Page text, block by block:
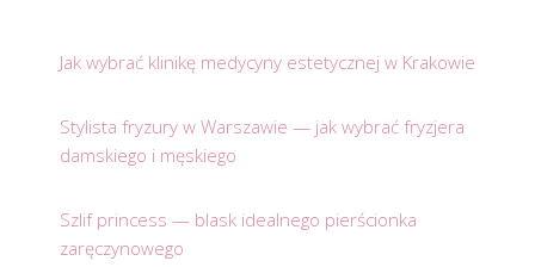
Jak wybrać klinikę medycyny estetycznej w Krakowie
Stylista fryzury w Warszawie — jak wybrać fryzjera
damskiego i męskiego
Szlif princess — blask idealnego pierścionka
zaręczynowego